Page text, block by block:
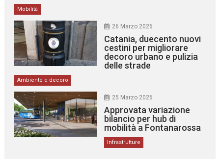
Mobilità
26 Marzo 2026
Catania, duecento nuovi
cestini per migliorare
decoro urbano e pulizia
delle strade
Ambiente e decoro
25 Marzo 2026
Approvata variazione
bilancio per hub di
mobilità a Fontanarossa
Infrastrutture